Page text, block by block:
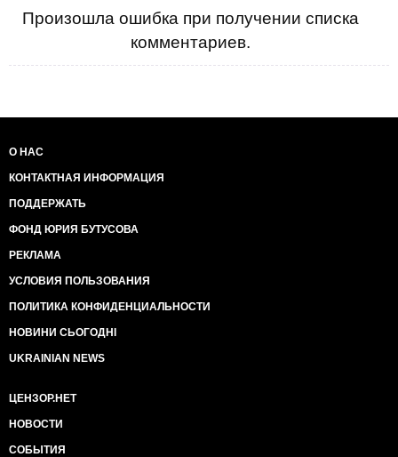
Произошла ошибка при получении списка
комментариев.
О НАС
КОНТАКТНАЯ ИНФОРМАЦИЯ
ПОДДЕРЖАТЬ
ФОНД ЮРИЯ БУТУСОВА
РЕКЛАМА
УСЛОВИЯ ПОЛЬЗОВАНИЯ
ПОЛИТИКА КОНФИДЕНЦИАЛЬНОСТИ
НОВИНИ СЬОГОДНІ
UKRAINIAN NEWS
ЦЕНЗОР.НЕТ
НОВОСТИ
СОБЫТИЯ